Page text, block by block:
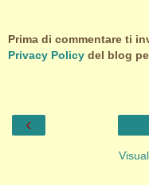
Prima di commentare ti
Privacy Policy del blog
‹